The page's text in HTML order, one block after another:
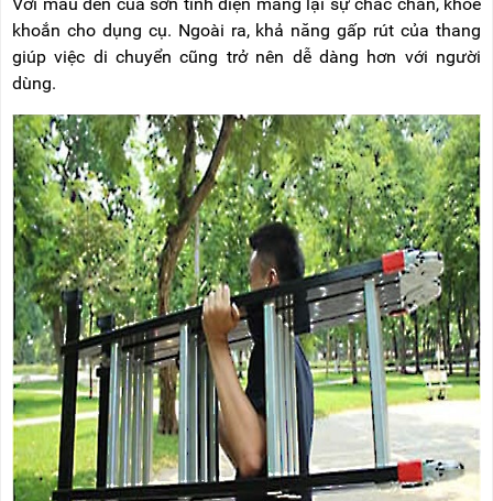
BÁO
CHÍ
NÓI
NIKAWA
GIỚI
THIỆU
ĐẠI
LÝ
BẢO
HÀNH
LIÊN
HỆ
THANG
NHÔM
CHỮ
A
THANG
NHÔM
CÔNG
NGHIỆP
THANG
NHÔM
GIÀN
GIÁO
VÁN
THANG
RẢNH
TAY
XE
ĐẨY
HÀNG
khoắn cho dụng cụ. Ngoài ra, khả năng gấp rút của thang
giúp việc di chuyển cũng trở nên dễ dàng hơn với người
dùng.